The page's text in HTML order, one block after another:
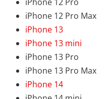
iPhone 12 Pro Max
iPhone 13
iPhone 13 mini
iPhone 13 Pro
iPhone 13 Pro Max
iPhone 14